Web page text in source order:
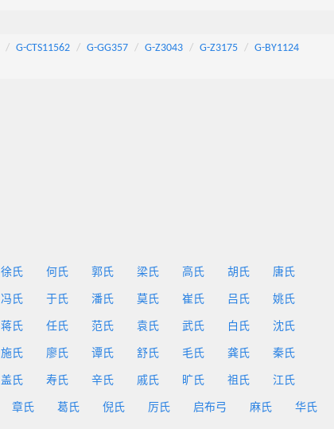
G-CTS11562 G-GG357 G-Z3043 G-Z3175
G-BY1124
徐氏 何氏 郭氏 梁氏 高氏 胡氏 唐氏
冯氏 于氏 潘氏 莫氏 崔氏 吕氏 姚氏
蒋氏 任氏 范氏 袁氏 武氏 白氏 沈氏
施氏 廖氏 谭氏 舒氏 毛氏 龚氏 秦氏
盖氏 寿氏 辛氏 戚氏 旷氏 祖氏 江氏
章氏 葛氏 倪氏 厉氏 启布弓 麻氏 华氏